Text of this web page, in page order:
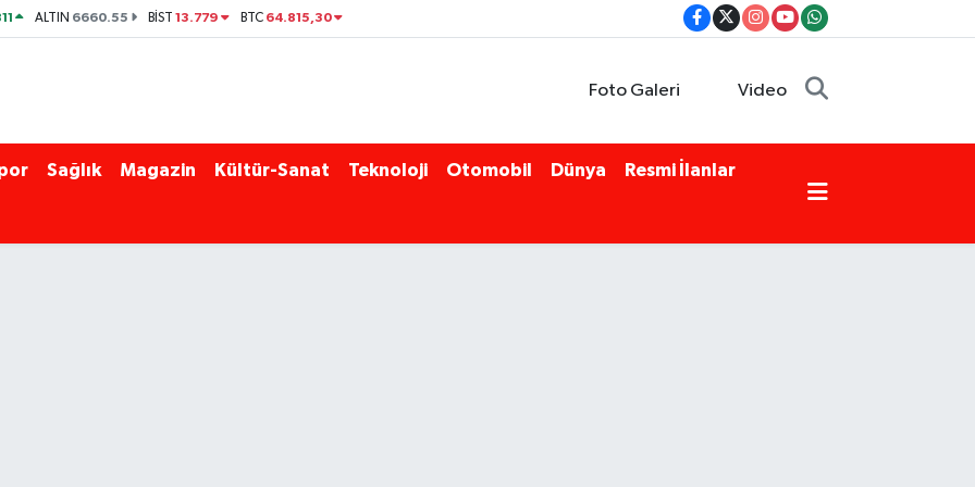
ALTIN 6660.55 BİST13.779 BTC 64.815,30
Foto Galeri Video
Sağlık Magazin Kültür-Sanat Teknoloji Otomobil Dünya Resmi İlanlar